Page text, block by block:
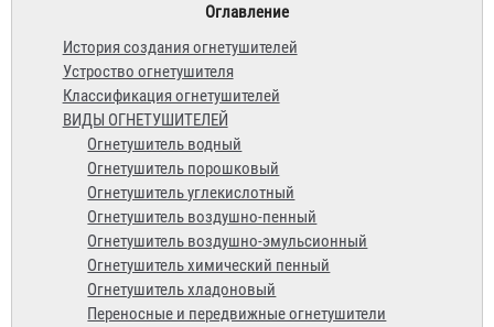
Оглавление
История создания огнетушителей
Устроство огнетушителя
Классификация огнетушителей
ВИДЫ ОГНЕТУШИТЕЛЕЙ
Огнетушитель водный
Огнетушитель порошковый
Огнетушитель углекислотный
Огнетушитель воздушно-пенный
Огнетушитель воздушно-эмульсионный
Огнетушитель химический пенный
Огнетушитель хладоновый
Переносные и передвижные огнетушители